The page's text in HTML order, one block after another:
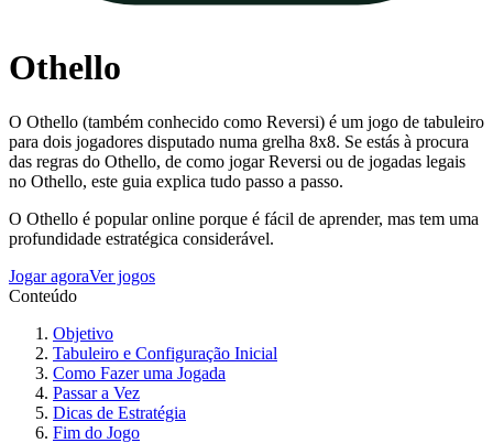
Othello
O Othello (também conhecido como Reversi) é um jogo de tabuleiro
para dois jogadores disputado numa grelha 8x8. Se estás à procura
das regras do Othello, de como jogar Reversi ou de jogadas legais
no Othello, este guia explica tudo passo a passo.
O Othello é popular online porque é fácil de aprender, mas tem uma
profundidade estratégica considerável.
Jogar agoraVer jogos
Conteúdo
Objetivo
Tabuleiro e Configuração Inicial
Como Fazer uma Jogada
Passar a Vez
Dicas de Estratégia
Fim do Jogo